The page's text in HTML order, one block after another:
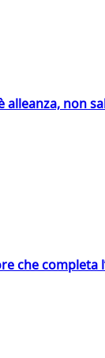
alleanza, non
che completa